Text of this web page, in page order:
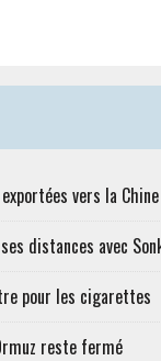
vers la
distances avec
pour les cigarettes
reste fermé